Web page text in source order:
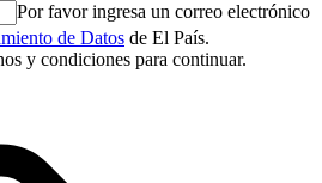
Por favor ingresa un correo electrónico
de Datos de El País.
y condiciones para continuar.